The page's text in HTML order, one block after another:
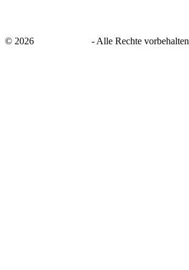
© 2026 - Alle Rechte vorbehalten